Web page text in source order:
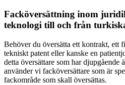
Facköversättning inom
teknologi till och från
Behöver du översätta ett kontrakt, ett
tekniskt patent eller kanske en
detta översättare som har djupgående
använder vi facköversättare som är
fackområde som skall översättas.